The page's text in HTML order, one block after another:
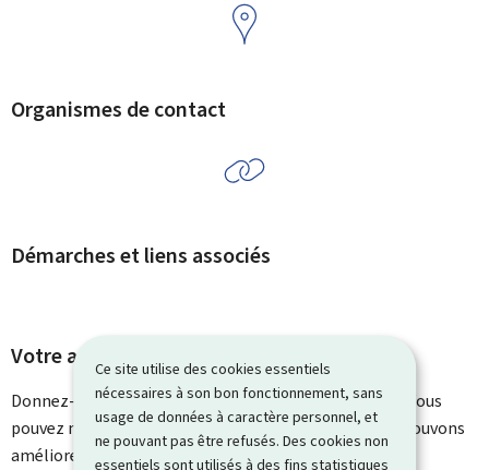
Ce site utilise des cookies essentiels
nécessaires à son bon fonctionnement, sans
usage de données à caractère personnel, et
ne pouvant pas être refusés. Des cookies non
essentiels sont utilisés à des fins statistiques
Organismes de contact
Démarches et liens associés
Votre avis nous intéresse
Donnez-nous votre avis sur le contenu de cette page. Vous
pouvez nous laisser un commentaire sur ce que nous pouvons
améliorer. Vous ne recevrez pas de réponse à votre